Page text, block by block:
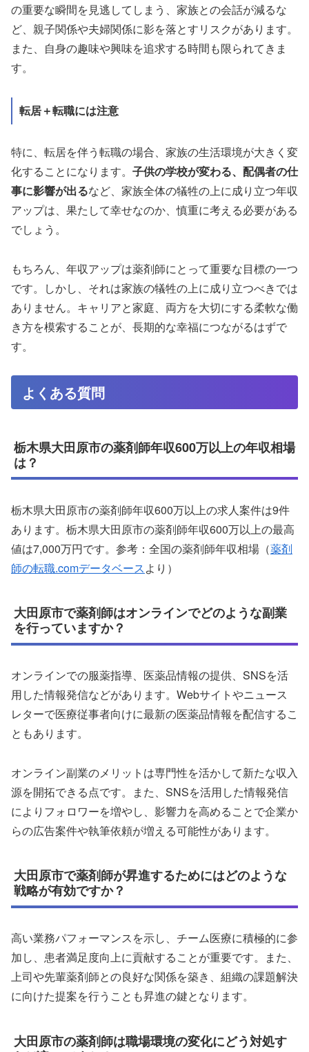
の重要な瞬間を見逃してしまう、家族との会話が減るな
ど、親子関係や夫婦関係に影を落とすリスクがあります。
また、自身の趣味や興味を追求する時間も限られてきま
す。
転居＋転職には注意
特に、転居を伴う転職の場合、家族の生活環境が大きく変
化することになります。 子供の学校が変わる、配偶者の仕
事に影響が出るなど、家族全体の犠牲の上に成り立つ年収
アップは、果たして幸せなのか、慎重に考える必要がある
でしょう。
もちろん、年収アップは薬剤師にとって重要な目標の一つ
です。しかし、それは家族の犠牲の上に成り立つべきでは
ありません。キャリアと家庭、両方を大切にする柔軟な働
き方を模索することが、長期的な幸福につながるはずで
す。
よくある質問
栃木県大田原市の薬剤師年収600万以上の年収相場
は？
栃木県大田原市の薬剤師年収600万以上の求人案件は9件
あります。栃木県大田原市の薬剤師年収600万以上の最高
値は7,000万円です。参考：全国の薬剤師年収相場（薬剤
師の転職.comデータベースより）
大田原市で薬剤師はオンラインでどのような副業
を行っていますか？
オンラインでの服薬指導、医薬品情報の提供、SNSを活
用した情報発信などがあります。Webサイトやニュース
レターで医療従事者向けに最新の医薬品情報を配信するこ
ともあります。
オンライン副業のメリットは専門性を活かして新たな収入
源を開拓できる点です。また、SNSを活用した情報発信
によりフォロワーを増やし、影響力を高めることで企業か
らの広告案件や執筆依頼が増える可能性があります。
大田原市で薬剤師が昇進するためにはどのような
戦略が有効ですか？
高い業務パフォーマンスを示し、チーム医療に積極的に参
加し、患者満足度向上に貢献することが重要です。また、
上司や先輩薬剤師との良好な関係を築き、組織の課題解決
に向けた提案を行うことも昇進の鍵となります。
大田原市の薬剤師は職場環境の変化にどう対処す